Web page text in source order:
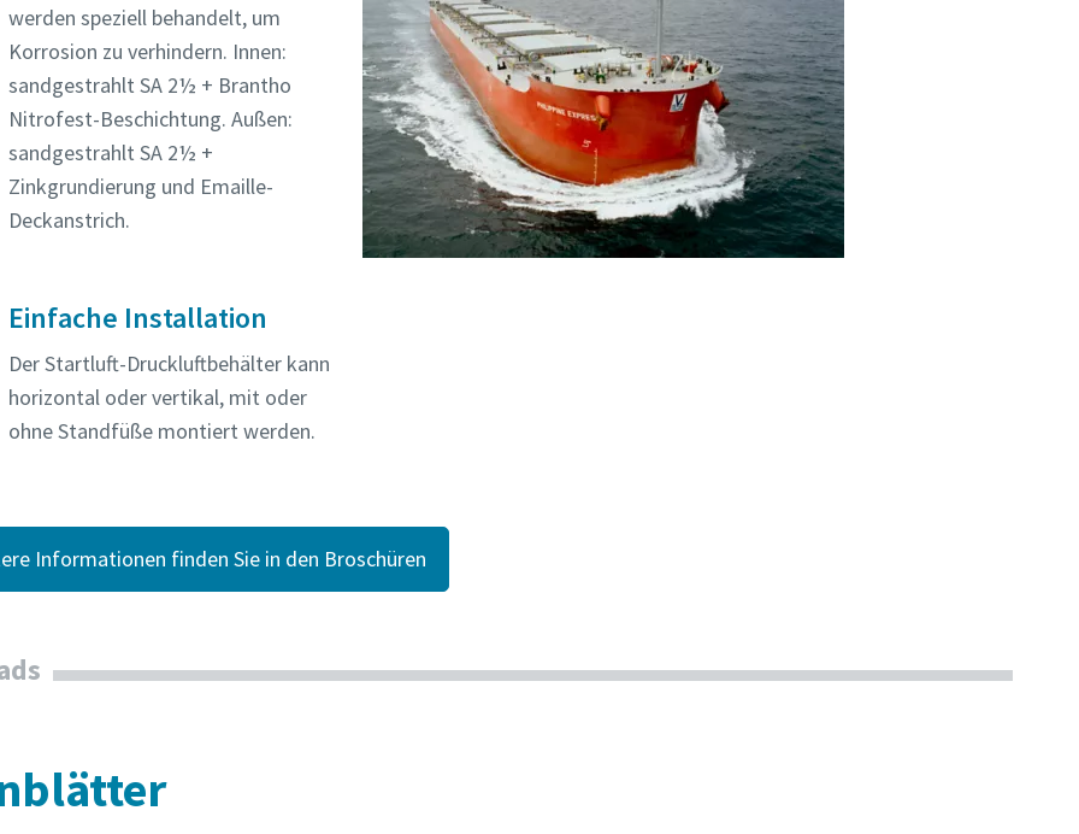
werden speziell behandelt, um
Korrosion zu verhindern. Innen:
sandgestrahlt SA 2½ + Brantho
Nitrofest-Beschichtung. Außen:
sandgestrahlt SA 2½ +
Zinkgrundierung und Emaille-
Deckanstrich.
Einfache Installation
Der Startluft-Druckluftbehälter kann
horizontal oder vertikal, mit oder
ohne Standfüße montiert werden.
Informationen finden Sie in den Broschüren